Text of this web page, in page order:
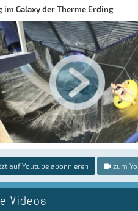
im Galaxy der Therme Erding
auf Youtube abonnieren zum
Videos